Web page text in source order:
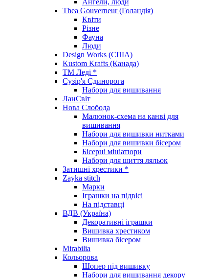
Thea Gouverneur (Голандія)
Квіти
Різне
Фауна
Люди
Design Works (США)
Kustom Krafts (Канада)
ТМ Леді *
Сузір'я Єдинорога
Набори для вишивання
ЛанСвіт
Нова Слобода
Малюнок-схема на канві для
вишивання
Набори для вишивки нитками
Набори для вишивки бісером
Бісерні мініатюри
Набори для шиття ляльок
Затишні хрестики *
Zayka stitch
Марки
Іграшки на підвісі
На підставці
ВДВ (Україна)
Декоративні іграшки
Вишивка хрестиком
Вишивка бісером
Mirabilia
Кольорова
Шопер під вишивку
Набори для вишивання декору